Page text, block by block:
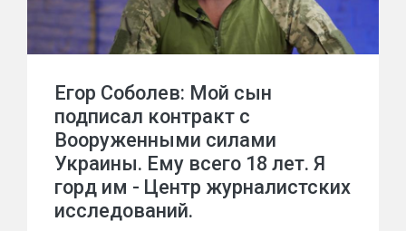
Егор Соболев: Мой сын
подписал контракт с
Вооруженными силами
Украины. Ему всего 18 лет. Я
горд им - Центр журналистских
исследований.